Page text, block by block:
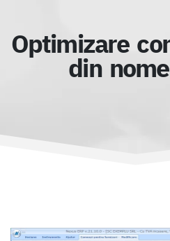
Optimizare
din